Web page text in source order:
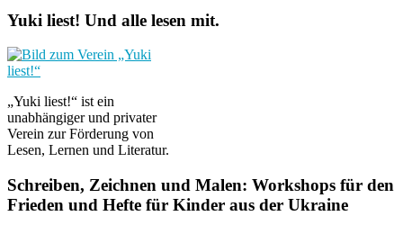
Yuki liest! Und alle lesen mit.
„Yuki liest!“ ist ein
unabhängiger und privater
Verein zur Förderung von
Lesen, Lernen und Literatur.
Schreiben, Zeichnen und Malen: Workshops für den
Frieden und Hefte für Kinder aus der Ukraine